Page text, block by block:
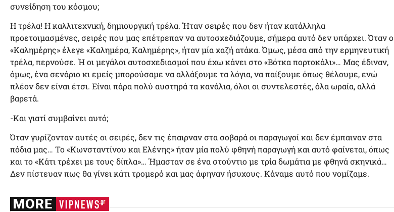
συνείδηση του κόσμου;
Η τρέλα! Η καλλιτεχνική, δημιουργική τρέλα. Ήταν σειρές που δεν ήταν κατάλληλα
προετοιμασμένες, σειρές που μας επέτρεπαν να αυτοσχεδιάζουμε, σήμερα αυτό δεν υπάρχει. Όταν ο
«Καλημέρης» έλεγε «Καλημέρα, Καλημέρης», ήταν μία χαζή ατάκα. Όμως, μέσα από την ερμηνευτική
τρέλα, περνούσε. Ή οι μεγάλοι αυτοσχεδιασμοί που έχω κάνει στο «Βότκα πορτοκάλι»… Μας έδιναν,
όμως, ένα σενάριο κι εμείς μπορούσαμε να αλλάξουμε τα λόγια, να παίξουμε όπως θέλουμε, ενώ
πλέον δεν είναι έτσι. Είναι πάρα πολύ αυστηρά τα κανάλια, όλοι οι συντελεστές, όλα ωραία, αλλά
βαρετά.
-Και γιατί συμβαίνει αυτό;
Όταν γυρίζονταν αυτές οι σειρές, δεν τις έπαιρναν στα σοβαρά οι παραγωγοί και δεν έμπαιναν στα
πόδια μας… Το «Κωνσταντίνου και Ελένης» ήταν μία πολύ φθηνή παραγωγή και αυτό φαίνεται, όπως
και το «Κάτι τρέχει με τους δίπλα»… Ήμασταν σε ένα στούντιο με τρία δωμάτια με φθηνά σκηνικά…
Δεν πίστευαν πως θα γίνει κάτι τρομερό και μας άφηναν ήσυχους. Κάναμε αυτό που νομίζαμε.